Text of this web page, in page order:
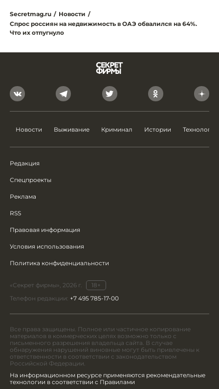
Secretmag.ru / Новости /
Спрос россиян на недвижимость в ОАЭ обвалился на 64%.
Что их отпугнуло
Новости Выживание Криминал Истории Технологии
Редакция
Спецпроекты
Реклама
RSS
Правовая информация
Условия использования
Политика конфиденциальности
«Секрет фирмы», 2026 г.
18+
Телефон редакции: +7 495 785-17-00
Все права защищены. Полное или частичное копирование
материалов в коммерческих целях возможно только с
письменного разрешения владельца сайта. В случае
обнаружения нарушений виновные могут быть привлечены к
ответственности в соответствии с законодательством
Российской Федерации.
На информационном ресурсе применяются рекомендательные
технологии в соответствии с Правилами